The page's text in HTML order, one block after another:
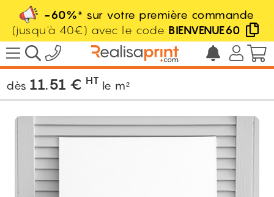
-60%* sur votre première commande
(jusqu'à 40€) avec le code BIENVENUE60
/ Panneau rigide / Panneau carton /
Carton aggloméré
dès 11.51 € HT le m²